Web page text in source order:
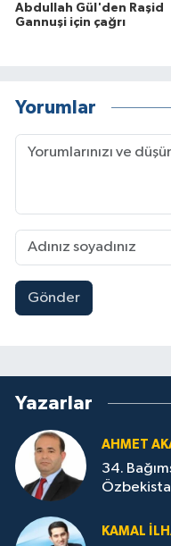
Abdullah Gül'den Raşid
Gannuşi için çağrı
Yorumlar
Gönder
Yazarlar
AHMET
34.
KAMAL